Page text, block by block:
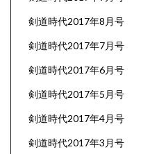
剣道時代2017年8月号
剣道時代2017年7月号
剣道時代2017年6月号
剣道時代2017年5月号
剣道時代2017年4月号
剣道時代2017年3月号